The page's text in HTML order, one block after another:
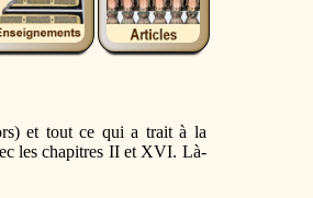
et tout ce qui a trait à la
les chapitres II et XVI. Là-